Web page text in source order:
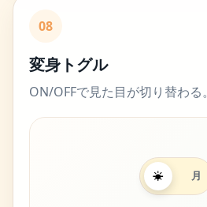
08
変身トグル
ON/OFFで見た目が切り替わる。
☀ 月